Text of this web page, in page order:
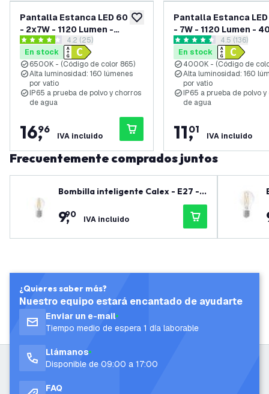
añadir a lista de deseos
Pantalla Estanca LED 60 cm
- 2x7W - 1120 Lumen -
6500K - IP65 - con dos
Tubos LED
abrir el panel de reseñas
4.2 estrellas de puntuación
4.2 (25)
En stock
6500K - (Código de color 865)
Alta luminosidad: 160 lúmenes
por vatio
IP65 a prueba de polvo y chorros
de agua
16,
96
IVA incluido
Pantalla Estanca
- 7W - 1120 Lumen -
IP65 - con Tubo LED
abrir el
4.5 estrellas de puntuación
4.5 (136)
En stock
4000K - (Código de
Alta luminosidad: 160
por vatio
IP65 a prueba de polvo
de agua
11,
01
IVA incluido
Frecuentemente comprados juntos
Bombilla inteligente Calex - E27 -
4.9W - 470 lúmenes - 1800K - 3000
K
9,
90 IVA incluido
¿Quieres saber más?
Nuestro equipo estará encantado de ayudarte
Enviar un e-mail
Tiempo medio de espera 1 día laborable
Llámanos
Disponible de 09:00 a 17:00
FAQ